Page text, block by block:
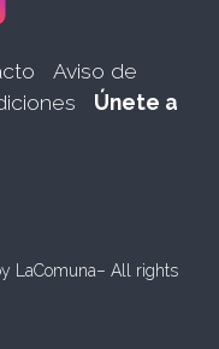
Aviso de
Únete a
LaComuna– All rights